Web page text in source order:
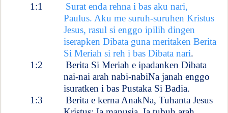
1:1
Surat enda rehna i bas aku nari,
Paulus. Aku me suruh-suruhen Kristus
Jesus, rasul si enggo ipilih dingen
iserapken Dibata guna meritaken Berita
Si Meriah si reh i bas Dibata nari.
1:2
Berita Si Meriah e ipadanken Dibata
nai-nai arah nabi-nabiNa janah enggo
isuratken i bas Pustaka Si Badia.
1:3
Berita e kerna AnakNa, Tuhanta Jesus